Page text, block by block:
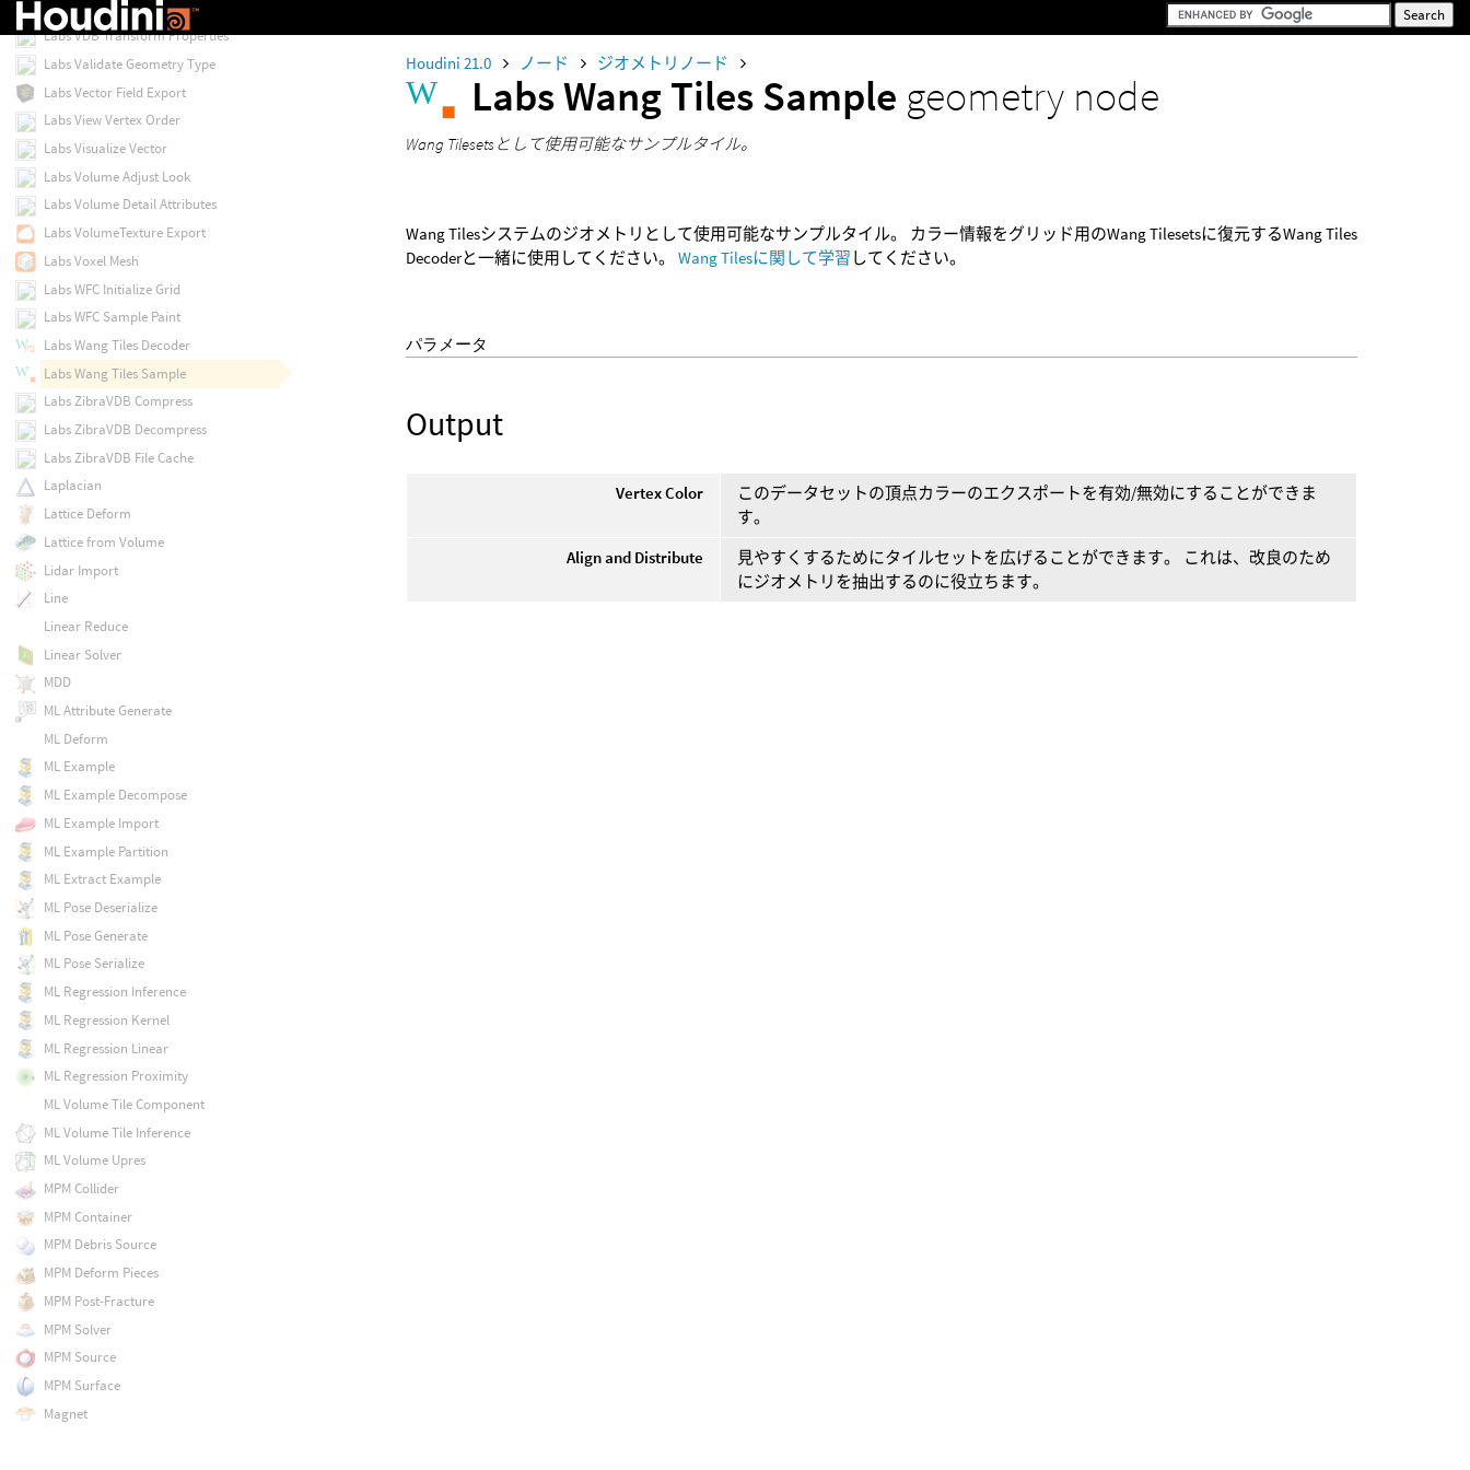
Houdini 21.0 ノード ジオメトリノード
Labs Wang Tiles Sample geometry node
Wang Tilesetsとして使用可能なサンプルタイル。
Wang Tilesシステムのジオメトリとして使用可能なサンプルタイル。 カラー情報をグリッド用のWang Tilesetsに復元するWang Tiles
Decoderと一緒に使用してください。Wang Tilesに関して学習 してください。
パラメータ
Output
Vertex Color
このデータセットの頂点カラーのエクスポートを有効/無効にすることができま
す。
Align and Distribute
見やすくするためにタイルセットを広げることができます。 これは、改良のため
にジオメトリを抽出するのに役立ちます。
Labs Unreal Worldcomposition Prepare
Labs VDB Transform Properties
Labs Validate Geometry Type
Labs Vector Field Export
Labs View Vertex Order
Labs Visualize Vector
Labs Volume Adjust Look
Labs Volume Detail Attributes
Labs VolumeTexture Export
Labs Voxel Mesh
Labs WFC Initialize Grid
Labs WFC Sample Paint
Labs Wang Tiles Decoder
Labs Wang Tiles Sample
Labs ZibraVDB Compress
Labs ZibraVDB Decompress
Labs ZibraVDB File Cache
Laplacian
Lattice Deform
Lattice from Volume
Lidar Import
Line
Linear Reduce
Linear Solver
MDD
ML Attribute Generate
ML Deform
ML Example
ML Example Decompose
ML Example Import
ML Example Partition
ML Extract Example
ML Pose Deserialize
ML Pose Generate
ML Pose Serialize
ML Regression Inference
ML Regression Kernel
ML Regression Linear
ML Regression Proximity
ML Volume Tile Component
ML Volume Tile Inference
ML Volume Upres
MPM Collider
MPM Container
MPM Debris Source
MPM Deform Pieces
MPM Post-Fracture
MPM Solver
MPM Source
MPM Surface
Magnet